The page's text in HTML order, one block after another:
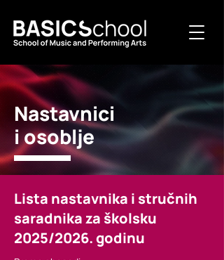
Nastavnici
i osoblje
Lista nastavnika i stručnih
saradnika za školsku
2025/2026. godinu